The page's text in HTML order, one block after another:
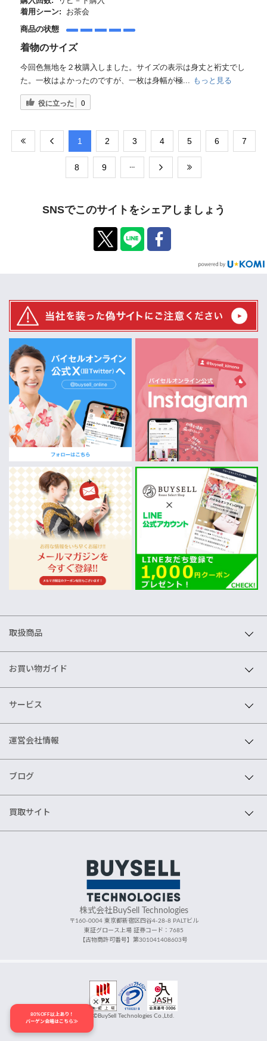
着用シーン:
お茶会
商品の状態
着物のサイズ
今回色無地を２枚購入しました。サイズの表示は身丈と裄丈でし
た。一枚はよかったのですが、一枚は身幅が極...
もっと見る
役に立った 0
​1 ​2 ​3 ​4 ​5 ​6 ​7
​8 ​9
SNSでこのサイトをシェアしましょう
取扱商品
お買い物ガイド
サービス
運営会社情報
ブログ
買取サイト
株式会社BuySell Technologies
〒160-0004 東京都新宿区四谷4-28-8 PALTビル
東証グロース上場 証券コード：7685
【古物商許可番号】第301041408603号
©BuySell Technologies Co.,Ltd.
80%OFF以上あり！
バーゲン会場はこちら≫